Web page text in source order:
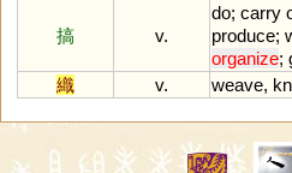
搞 v.
do; carry
produce;
organize;
織
v. weave,